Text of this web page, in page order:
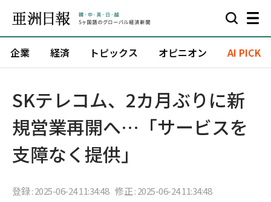
企業 経済 トピックス オピニオン AI PICK
SKテレコム、2カ月ぶりに新
規営業再開へ…「サービスを
支障なく提供」
登録 : 2025-06-24 11:34:48 修正 : 2025-06-24 11:34:48